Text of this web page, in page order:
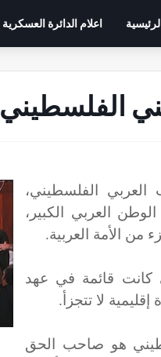
اعلام الدائرة العسكرية
الفلسطيني
الفلسطيني،
العربي الكبير،
الأمة العربية.
كانت قائمة في عهد
إقليمية لا تتجزأ.
هو صاحب الحق